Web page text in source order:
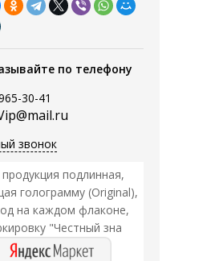
по телефону
30-41
звонок
подлинная,
голограмму (Original),
на каждом флаконе,
"Честный зна